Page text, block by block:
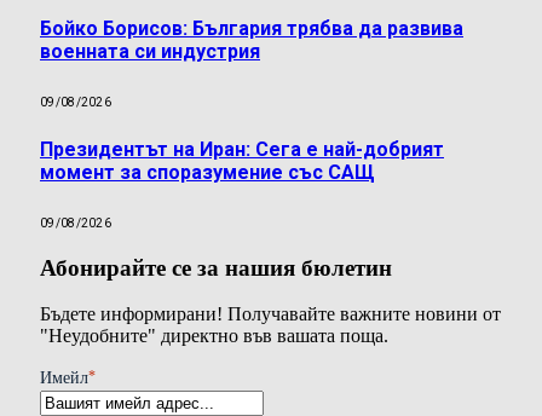
Бойко Борисов: България трябва да развива
военната си индустрия
09/08/2026
Президентът на Иран: Сега е най-добрият
момент за споразумение със САЩ
09/08/2026
Абонирайте се за нашия бюлетин
Бъдете информирани! Получавайте важните новини от
"Неудобните" директно във вашата поща.
Имейл*